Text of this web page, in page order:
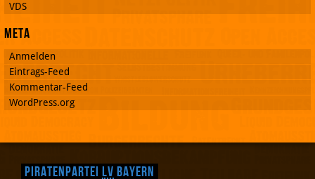
VDS
Meta
Anmelden
Eintrags-Feed
Kommentar-Feed
WordPress.org
Piratenpartei LV Bayern